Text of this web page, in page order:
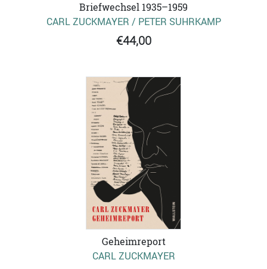
Briefwechsel 1935–1959
CARL ZUCKMAYER / PETER SUHRKAMP
€44,00
Geheimreport
CARL ZUCKMAYER